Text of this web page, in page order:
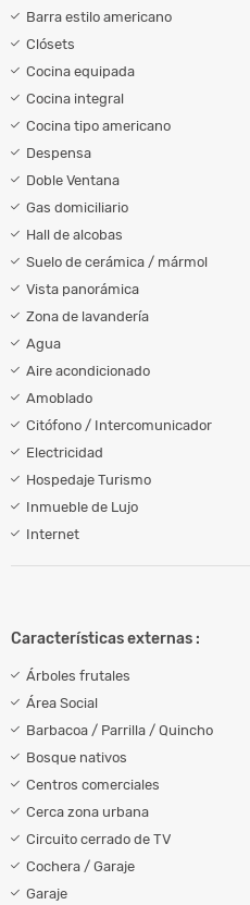
Barra estilo americano
Clósets
Cocina equipada
Cocina integral
Cocina tipo americano
Despensa
Doble Ventana
Gas domiciliario
Hall de alcobas
Suelo de cerámica / mármol
Vista panorámica
Zona de lavandería
Agua
Aire acondicionado
Amoblado
Citófono / Intercomunicador
Electricidad
Hospedaje Turismo
Inmueble de Lujo
Internet
Características externas :
Árboles frutales
Área Social
Barbacoa / Parrilla / Quincho
Bosque nativos
Centros comerciales
Cerca zona urbana
Circuito cerrado de TV
Cochera / Garaje
Garaje